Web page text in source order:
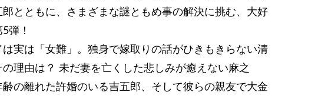
とともに、さまざまな謎ともめ事の解決に挑む、大好
弾！
実は「女難」。独身で嫁取りの話がひきもきらない清
理由は？ 未だ妻を亡くした悲しみが癒えない麻之
の離れた許婚のいる吉五郎、そして彼らの親友で大金